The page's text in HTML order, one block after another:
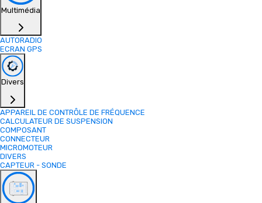
Multimédia
AUTORADIO
ECRAN GPS
Divers
APPAREIL DE CONTRÔLE DE FRÉQUENCE
CALCULATEUR DE SUSPENSION
COMPOSANT
CONNECTEUR
MICROMOTEUR
DIVERS
CAPTEUR - SONDE